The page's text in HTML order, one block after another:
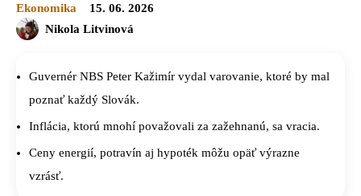
Ekonomika
15. 06. 2026
Nikola Litvinová
Guvernér NBS Peter Kažimír vydal varovanie, ktoré by mal
poznať každý Slovák.
Inflácia, ktorú mnohí považovali za zažehnanú, sa vracia.
Ceny energií, potravín aj hypoték môžu opäť výrazne
vzrásť.